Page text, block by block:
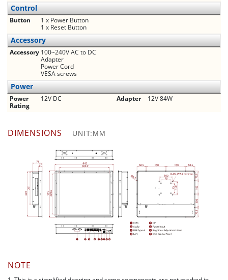
Control
Button
1 x Power Button
1 x Reset Button
Accessory
Accessory 100~240V AC to DC
Adapter
Power Cord
VESA screws
Power
Power
Rating
12V DC Adapter 12V 84W
DIMENSIONS UNIT:MM
NOTE